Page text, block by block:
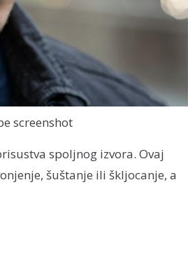
screenshot
spoljnog izvora. Ovaj
šuštanje ili škljocanje, a